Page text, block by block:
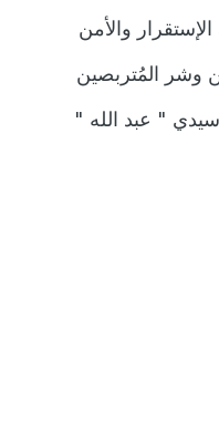
والأمن
وشر المُتربصين
" عبد الله "